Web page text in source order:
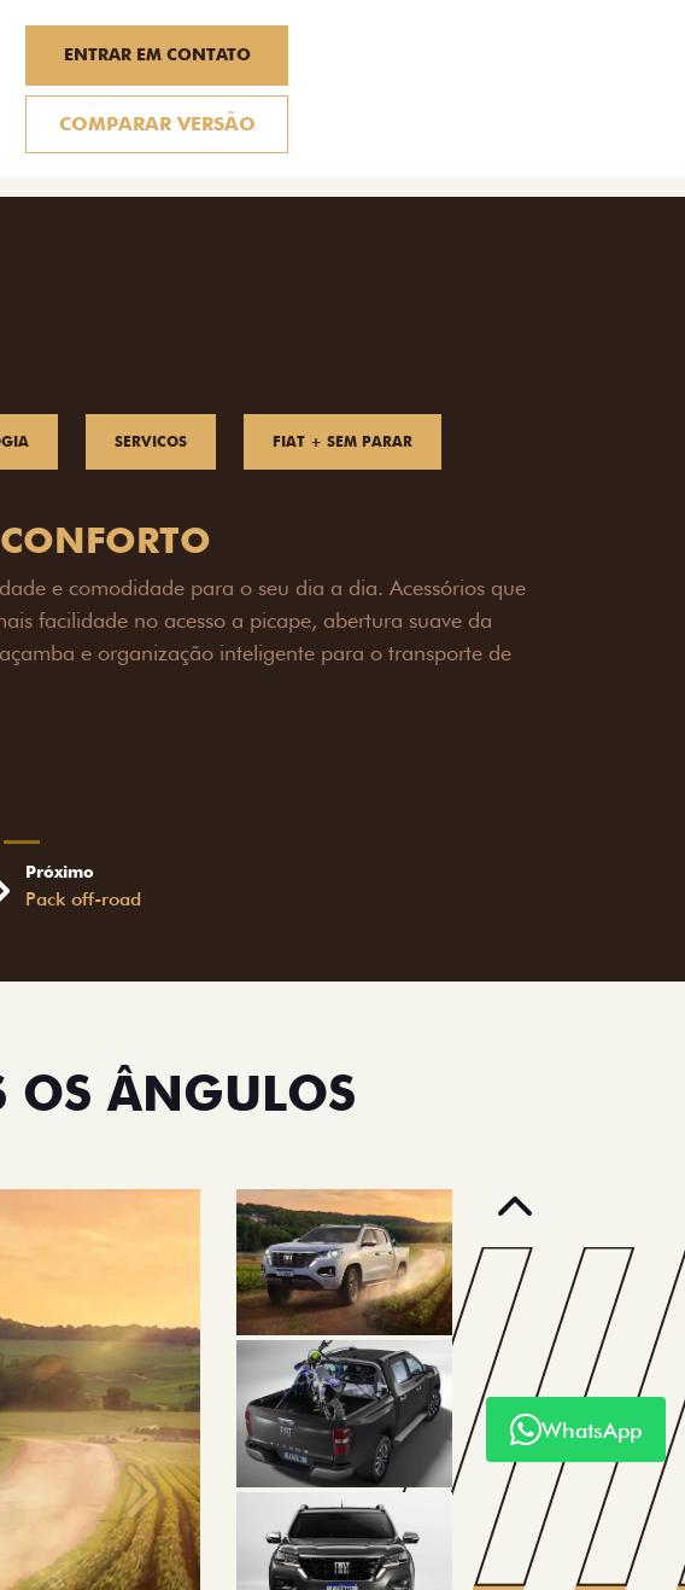
ENTRAR EM CONTATO
COMPARAR VERSÃO
SERVICOS FIAT + SEM PARAR
ROAD
picape para qualquer desafio. O Pack off-road combina
para até 3,5 toneladas, alargadores de para-
oferecendo mais capacidade de reboque,
para a carroceria e um visual ainda mais imponente
Próximo
Pack tecnologia
Next
OS ÂNGULOS
Próximo
Anterior
WhatsApp